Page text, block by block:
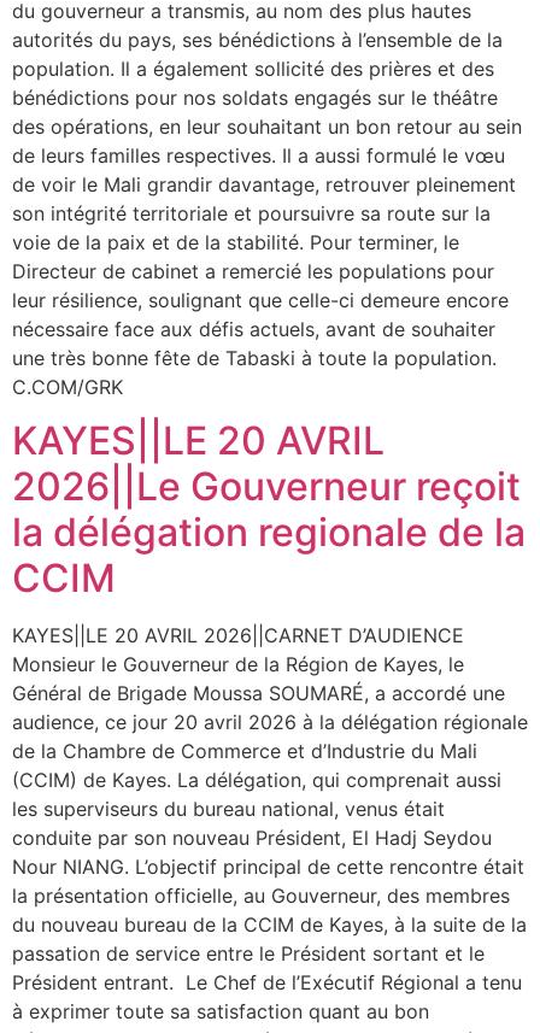
du gouverneur a transmis, au nom des plus hautes
autorités du pays, ses bénédictions à l’ensemble de la
population. Il a également sollicité des prières et des
bénédictions pour nos soldats engagés sur le théâtre
des opérations, en leur souhaitant un bon retour au sein
de leurs familles respectives. ‎Il a aussi formulé le vœu
de voir le Mali grandir davantage, retrouver pleinement
son intégrité territoriale et poursuivre sa route sur la
voie de la paix et de la stabilité. ‎Pour terminer, le
Directeur de cabinet a remercié les populations pour
leur résilience, soulignant que celle-ci demeure encore
nécessaire face aux défis actuels, avant de souhaiter
une très bonne fête de Tabaski à toute la population.
‎C.COM/GRK
KAYES||LE 20 AVRIL
2026||Le Gouverneur reçoit
la délégation regionale de la
CCIM
KAYES||LE 20 AVRIL 2026||CARNET D’AUDIENCE ‎ ‎
Monsieur le Gouverneur de la Région de Kayes, le
Général de Brigade Moussa SOUMARÉ, a accordé une
audience, ce jour 20 avril 2026 à la délégation régionale
de la Chambre de Commerce et d’Industrie du Mali
(CCIM) de Kayes. La délégation, qui comprenait aussi
les superviseurs du bureau national, venus était
conduite par son nouveau Président, El Hadj Seydou
Nour NIANG. ‎L’objectif principal de cette rencontre était
la présentation officielle, au Gouverneur, des membres
du nouveau bureau de la CCIM de Kayes, à la suite de la
passation de service entre le Président sortant et le
Président entrant. ‎ ‎Le Chef de l’Exécutif Régional a tenu
à exprimer toute sa satisfaction quant au bon